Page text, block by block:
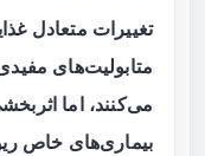
تغییرات متعادل
متابولیت‌های
می‌کنند، اما
بیماری‌های خاص